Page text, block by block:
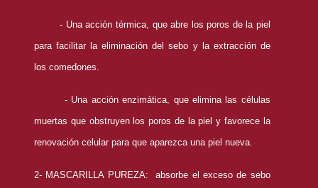
- Una acción térmica, que abre los poros de la piel
para facilitar la eliminación del sebo y la extracción de
los comedones.
- Una acción enzimática, que elimina las células
muertas que obstruyen los poros de la piel yfavorece la
renovación celular para que aparezca una piel nueva.
2- MASCARILLA PUREZA:
absorbe el exceso de sebo